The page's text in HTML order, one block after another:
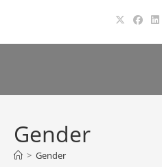
springen
Gender
> Gender